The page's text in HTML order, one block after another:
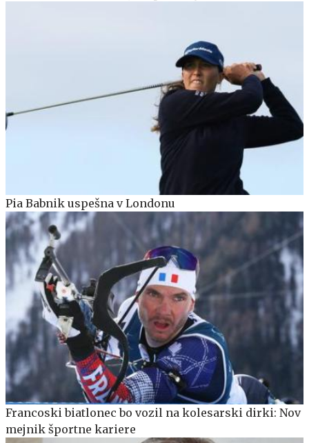
Pia Babnik uspešna v Londonu
Francoski biatlonec bo vozil na kolesarski dirki: Nov
mejnik športne kariere